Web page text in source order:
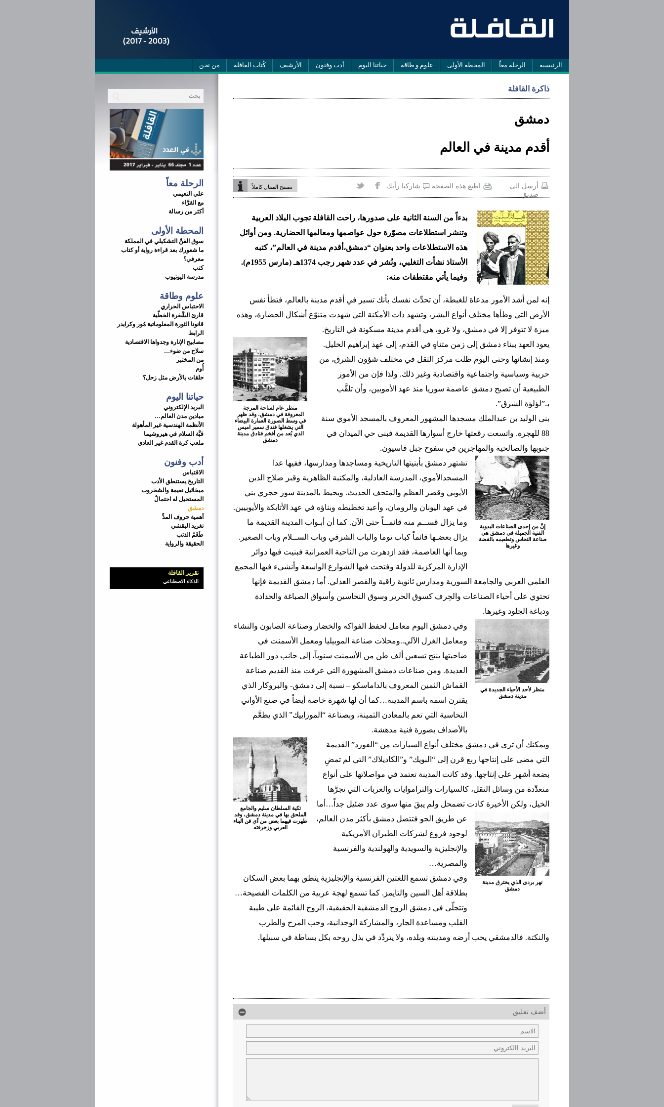
الرئيسية الرحلة معاً المحطة الأولى علوم و طاقة حياتنا اليوم أدب وفنون الأرشيف كُتاب القافلة من نحن
الرحلة معاً
علي النعيمي
مع القرَّاء
أكثر من رسالة
المحطة الأولى
سوق الفنِّ التشكيلي في المملكة
ما شعورك بعد قراءة رواية أو كتاب
معرفي؟
كتب
مدرسة اليوتيوب
علوم وطاقة
الاحتباس الحراري
قارئ الشَّفرة الخطّية
قانونا الثورة المعلوماتية مُور وكرايدر
الرابط
مصابيح الإنارة وجدواها الاقتصادية
سلاح من ضوء…
من المختبر
أُوم
حلقات بالأرض مثل زحل؟
حياتنا اليوم
البريد الإلكتروني
ميادين مدن العالم…
الأنظمة الهندسية غير المأهولة
قبَّة السلام في هيروشيما
ملعب كرة القدم غير العادي
أدب وفنون
الاقتباس
التاريخ يستنطق الأدب
ميخائيل نعيمة والشخروب
المستحيل له احتمالٌ
دمشق
أهمية حروف المدِّ
تغريد البقشي
طَعْمُ الذئب
الحقيقة‭ ‬والرواية
تقرير القافلة
الذكاء‭ ‬الاصطناعي
ذاكرة القافلة
دمشق
أقدم مدينة في العالم
أرسل الى
صديق
اطبع هذه الصفحة شاركنا رأيك تصفح المقال كاملاً
بدءاً من السنة الثانية على صدورها، راحت القافلة تجوب البلاد العربية
وتنشر استطلاعات مصوّرة حول عواصمها ومعالمها الحضارية. ومن أوائل
هذه الاستطلاعات واحد بعنوان “دمشق،أقدم مدينة في العالم”، كتبه
الأستاذ نشأت التغلبي، ونُشر في عدد شهر رجب 1374هـ (مارس 1955م).
وفيما يأتي مقتطفات منه:
إنه لمن أشد الأمور مدعاة للغبطة، أن تحدِّث نفسك بأنك تسير في أقدم مدينة بالعالم، فتطأ نفس
الأرض التي وطأها مختلف أنواع البشر، وتشهد ذات الأمكنة التي شهدت متنوّع أشكال الحضارة، وهذه
ميزة لا تتوفر إلا في دمشق، ولا غرو، هي أقدم مدينة مسكونة في التاريخ.
منظر عام لساحة المرجة
المعروفة في دمشق، وقد ظهر
في وسط الصورة العمارة البيضاء
التي يشغلها فندق سمير اميس
الذي يُعد من أفخم فنادق مدينة
دمشق
يعود العهد ببناء دمشق إلى زمن متناهٍ في القدم، إلى عهد إبراهيم الخليل.
ومنذ إنشائها وحتى اليوم ظلت مركز الثقل في مختلف شؤون الشرق، من
حربية وسياسية واجتماعية واقتصادية وغير ذلك. ولذا فإن من الأمور
الطبيعية أن تصبح دمشق عاصمة سوريا منذ عهد الأمويين، وأن تلقَّب
بـ”لؤلؤة الشرق”.
بنى الوليد بن عبدالملك مسجدها المشهور المعروف بالمسجد الأموي سنة
88 للهجرة. واتسعت رقعتها خارج أسوارها القديمة فبنى حي الميدان في
جنوبها والصالحية والمهاجرين في سفوح جبل قاسيون.
إنَّ من إحدى الصناعات اليدوية
الفنية الجميلة في دمشق هي
صناعة النحاس وتطعيمه بالفضة
وغيرها
تشتهر دمشق بأبنيتها التاريخية ومساجدها ومدارسها، ففيها عدا
المسجدالأموي، المدرسة العادلية، والمكتبة الظاهرية وقبر صلاح الدين
الأيوبي وقصر العظم والمتحف الحديث. ويحيط بالمدينة سور حجري بني
في عهد اليونان والرومان، وأعيد تخطيطه وبناؤه في عهد الأتابكة والأيوبيين.
وما يزال قســم منه قائمــاً حتى الآن. كما أن أبـواب المدينة القديمة ما
يزال بعضـها قائماً كباب توما والباب الشرقي وباب الســلام وباب الصغير.
وبما أنها العاصمة، فقد ازدهرت من الناحية العمرانية فبنيت فيها دوائر
الإدارة المركزية للدولة وفتحت فيها الشوارع الواسعة وأنشيء فيها المجمع
العلمي العربي والجامعة السورية ومدارس ثانوية راقية والقصر العدلي. أما دمشق القديمة فإنها
تحتوي على أحياء الصناعات والحِرف كسوق الحرير وسوق النحاسين وأسواق الصباغة والحدادة
ودباغة الجلود وغيرها.
منظر لأحد الأحياء الجديدة في
مدينة دمشق
وفي دمشق اليوم معامل لحفظ الفواكه والخضار وصناعة الصابون والنشاء
ومعامل الغزل الآلي..ومحلات صناعة الموبيليا ومعمل الأسمنت في
ضاحيتها ينتج تسعين ألف طن من الأسمنت سنوياً، إلى جانب دور الطباعة
العديدة. ومن صناعات دمشق المشهورة التي عرفت منذ القديم صناعة
القماش الثمين المعروف بالداماسكو – نسبة إلى دمشق- والبروكار الذي
يقترن اسمه باسم المدينة…كما أن لها شهرة خاصة أيضاً في صنع الأواني
النحاسية التي تعم بالمعادن الثمينة، وبصناعة “الموزاييك” الذي يطعَّم
بالأصداف بصورة فنية مدهشة.
تكية السلطان سليم والجامع
الملحق بها في مدينة دمشق، وقد
ظهرت فيهما بعض من آي فن البناء
العربي وزخرفته
ويمكنك أن ترى في دمشق مختلف أنواع السيارات من “الفورد” القديمة
التي مضى على إنتاجها ربع قرن إلى “البويك” و”الكاديلاك” التي لم تمضِ
بضعة أشهر على إنتاجها. وقد كانت المدينة تعتمد في مواصلاتها على أنواع
متعدِّدة من وسائل النقل، كالسيارات والتراموايات والعربات التي تجرَّها
الخيل، ولكن الأخيرة كادت تضمحل ولم يبقَ منها سوى عدد ضئيل جداً…أما
عن طريق الجو فتتصل دمشق بأكثر مدن العالم،
نهر بردى الذي يخترق مدينة
دمشق
لوجود فروع لشركات الطيران الأمريكية
والإنجليزية والسويدية والهولندية والفرنسية
والمصرية…
وفي دمشق تسمع اللغتين الفرنسية والإنجليزية ينطق بهما بعض السكان
بطلاقة أهل السين والتايمز. كما تسمع لهجة عربية من الكلمات الفصيحة…
وتتجلّى في دمشق الروح الدمشقية الحقيقية، الروح القائمة على طيبة
القلب ومساعدة الجار، والمشاركة الوجدانية، وحب المرح والطرب
والنكتة. فالدمشقي يحب أرضه ومدينته وبلده، ولا يتردِّد في بذل روحه بكل بساطة في سبيلها.
أضف تعليق